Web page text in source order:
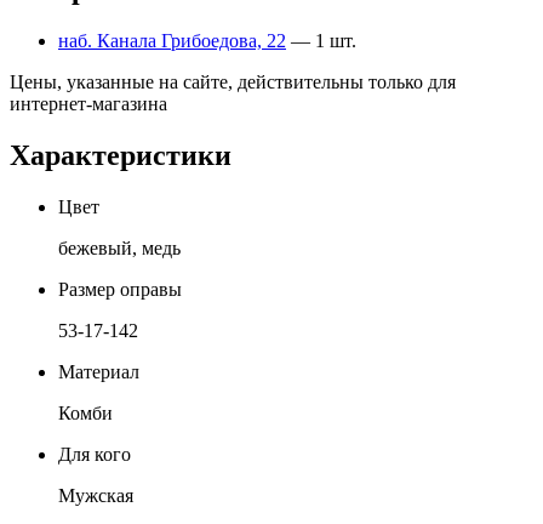
наб. Канала Грибоедова, 22 — 1 шт.
Цены, указанные на сайте, действительны только для
интернет-магазина
Характеристики
Цвет
бежевый, медь
Размер оправы
53-17-142
Материал
Комби
Для кого
Мужская